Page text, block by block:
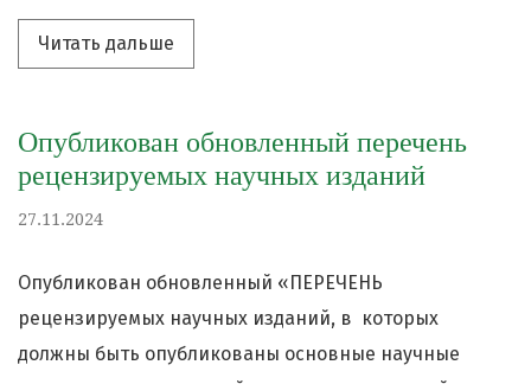
Читать дальше
Опубликован обновленный перечень
рецензируемых научных изданий
27.11.2024
Опубликован обновленный «ПЕРЕЧЕНЬ
рецензируемых научных изданий, в которых
должны быть опубликованы основные научные